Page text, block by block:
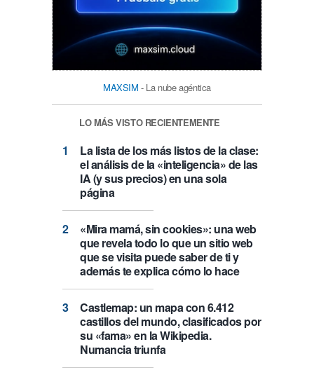
MAXSIM - La nube agéntica
LO MÁS VISTO RECIENTEMENTE
La lista de los más listos de la clase:
el análisis de la «inteligencia» de las
IA (y sus precios) en una sola
página
«Mira mamá, sin cookies»: una web
que revela todo lo que un sitio web
que se visita puede saber de ti y
además te explica cómo lo hace
Castlemap: un mapa con 6.412
castillos del mundo, clasificados por
su «fama» en la Wikipedia.
Numancia triunfa